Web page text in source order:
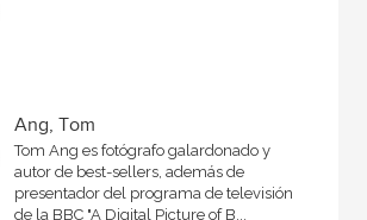
Ang, Tom
Tom Ang es fotógrafo galardonado y
autor de best-sellers, además de
presentador del programa de televisión
de la BBC "A Digital Picture of B...